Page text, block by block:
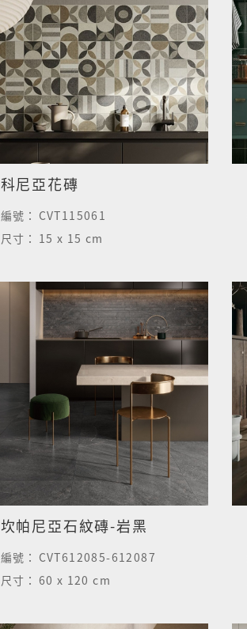
科尼亞花磚
編號： CVT115061
尺寸： 15 x 15 cm
坎帕尼亞石紋磚-岩黑
編號： CVT612085-612087
尺寸： 60 x 120 cm